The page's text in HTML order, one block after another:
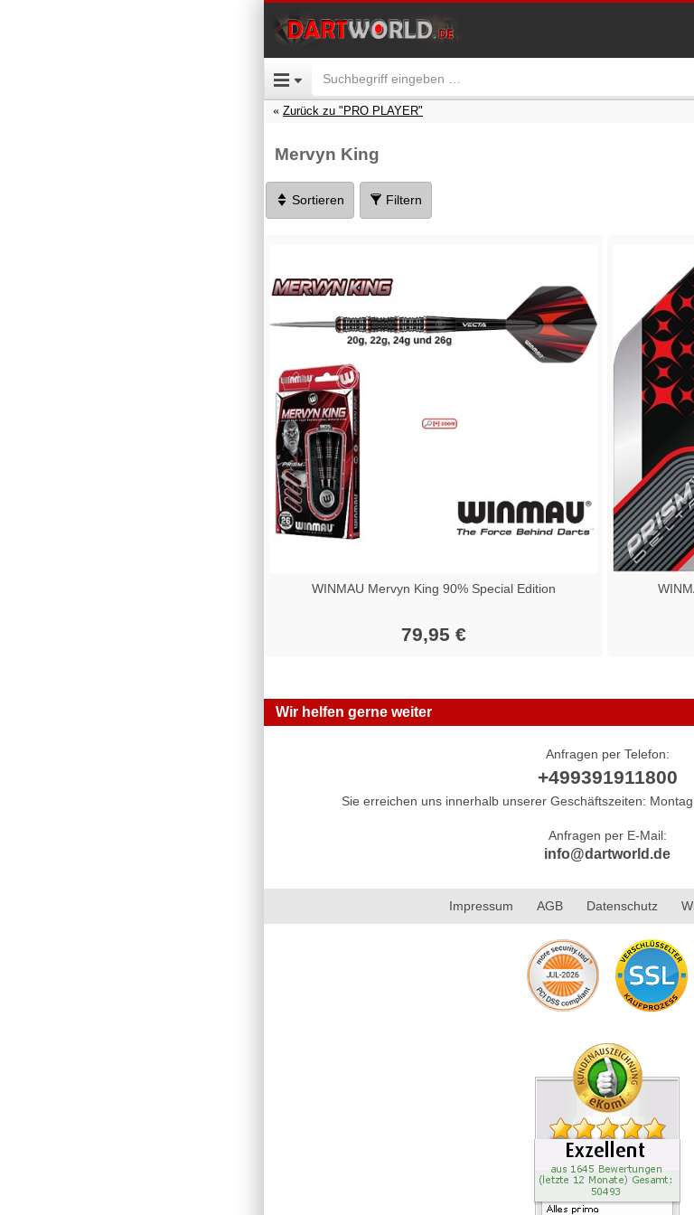
Zurück zu "PRO PLAYER"
Mervyn King
Sortieren Filtern
WINMAU Mervyn King 90% Special Edition
79,95 €
Wir helfen gerne weiter
Anfragen per Telefon:
+499391911800
Sie erreichen uns innerhalb unserer Geschäftszeiten:
Anfragen per E-Mail:
info@dartworld.de
Impressum AGB Datenschutz